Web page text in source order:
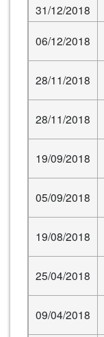
31/12/2018
06/12/2018
28/11/2018
28/11/2018
19/09/2018
05/09/2018
19/08/2018
25/04/2018
09/04/2018